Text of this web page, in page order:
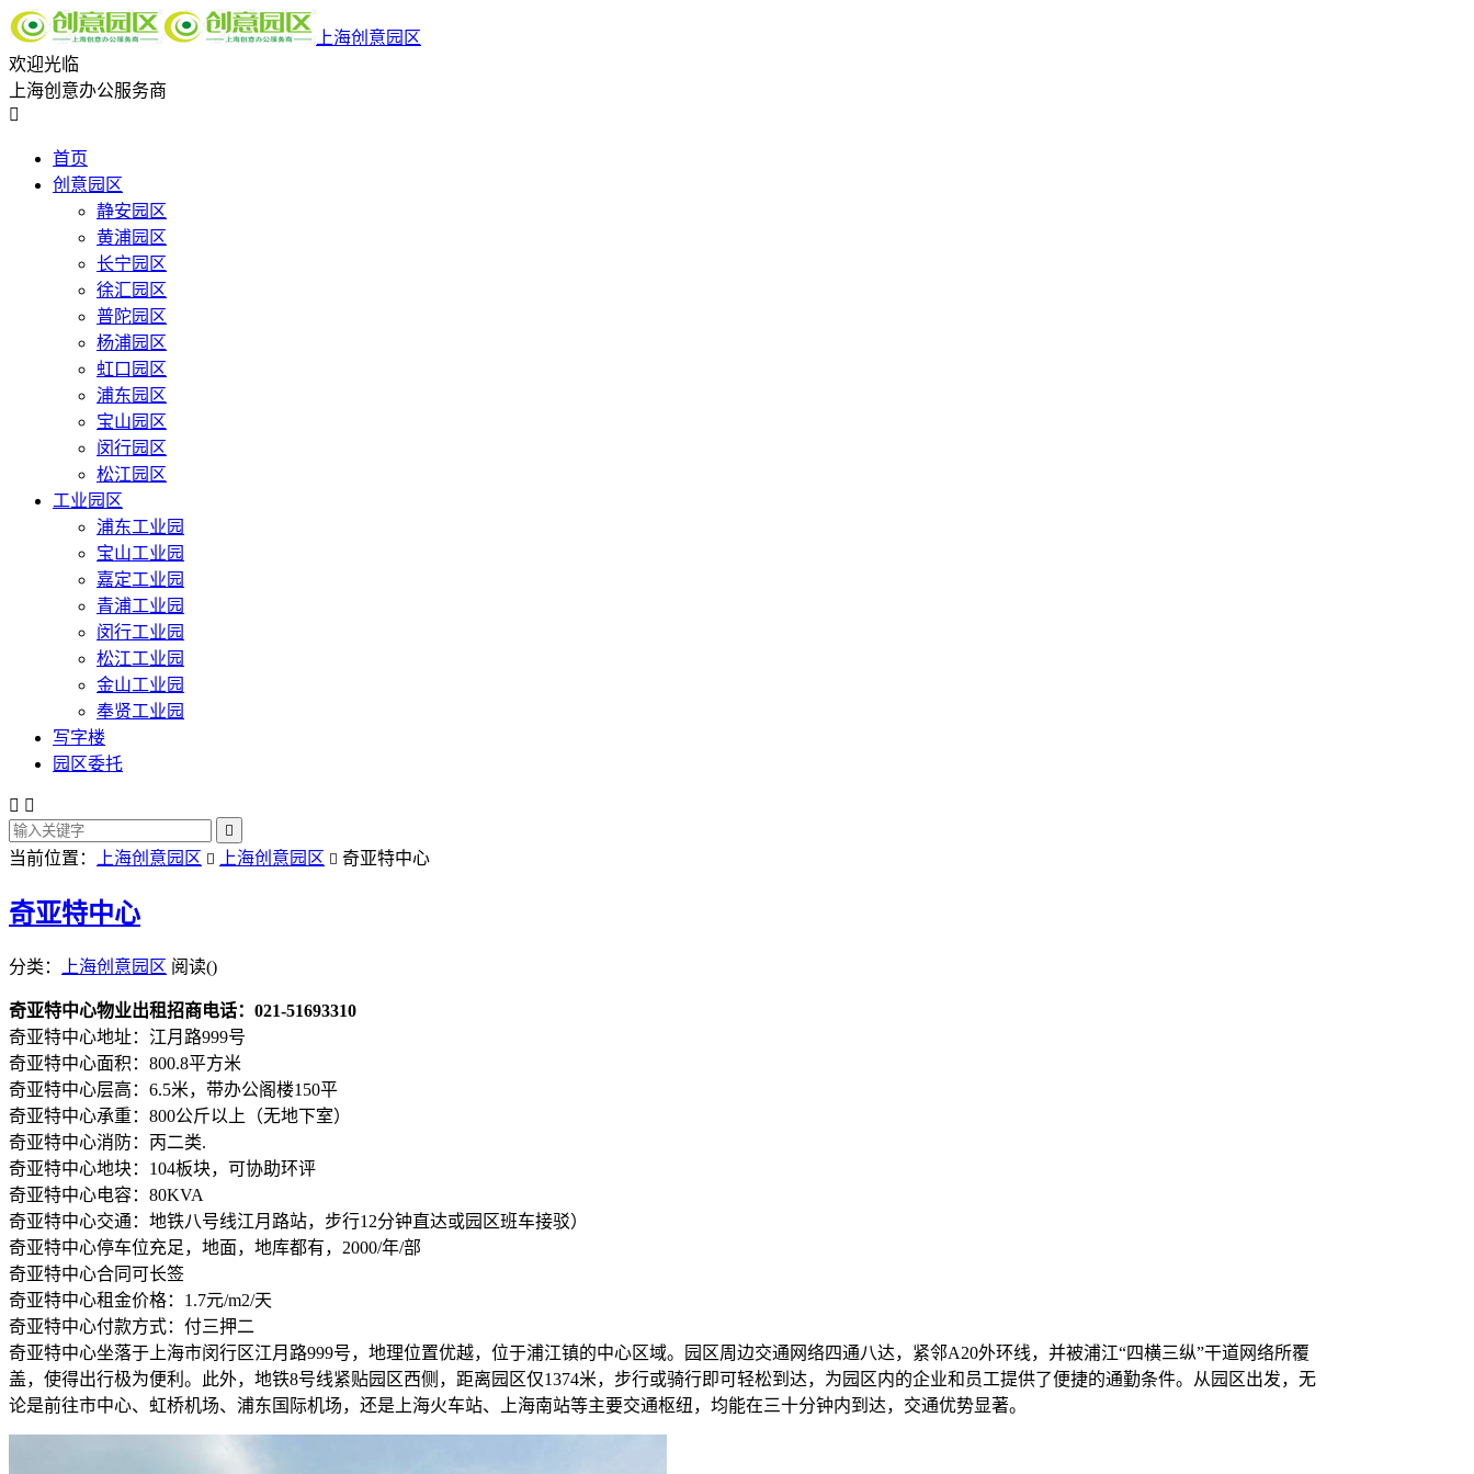
上海创意园区
欢迎光临
上海创意办公服务商

首页
创意园区
静安园区
黄浦园区
长宁园区
徐汇园区
普陀园区
杨浦园区
虹口园区
浦东园区
宝山园区
闵行园区
松江园区
工业园区
浦东工业园
宝山工业园
嘉定工业园
青浦工业园
闵行工业园
松江工业园
金山工业园
奉贤工业园
写字楼
园区委托
 

当前位置： 上海创意园区  上海创意园区  奇亚特中心
奇亚特中心
分类： 上海创意园区 阅读()
奇亚特中心物业出租招商电话：021-51693310
奇亚特中心地址：江月路999号
奇亚特中心面积：800.8平方米
奇亚特中心层高：6.5米，带办公阁楼150平
奇亚特中心承重：800公斤以上（无地下室）
奇亚特中心消防：丙二类.
奇亚特中心地块：104板块，可协助环评
奇亚特中心电容：80KVA
奇亚特中心交通：地铁八号线江月路站，步行12分钟直达或园区班车接驳）
奇亚特中心停车位充足，地面，地库都有，2000/年/部
奇亚特中心合同可长签
奇亚特中心租金价格：1.7元/m2/天
奇亚特中心付款方式：付三押二
奇亚特中心坐落于上海市闵行区江月路999号，地理位置优越，位于浦江镇的中心区域。园区周边交通网络四通八达，紧邻A20外环线，并被浦江“四横三纵”干道网络所覆
盖，使得出行极为便利。此外，地铁8号线紧贴园区西侧，距离园区仅1374米，步行或骑行即可轻松到达，为园区内的企业和员工提供了便捷的通勤条件。从园区出发，无
论是前往市中心、虹桥机场、浦东国际机场，还是上海火车站、上海南站等主要交通枢纽，均能在三十分钟内到达，交通优势显著。